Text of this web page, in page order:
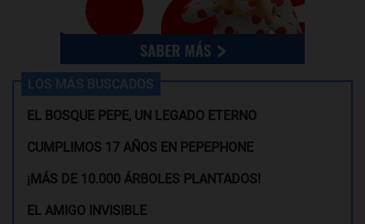
LOS MÁS BUSCADOS
EL BOSQUE PEPE, UN LEGADO ETERNO
CUMPLIMOS 17 AÑOS EN PEPEPHONE
¡MÁS DE 10.000 ÁRBOLES PLANTADOS!
EL AMIGO INVISIBLE